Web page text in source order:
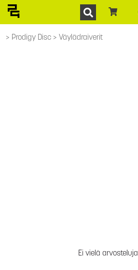
Prodigy Disc Väylädraiverit
Ei vielä arvosteluja